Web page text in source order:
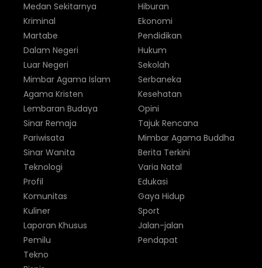
Medan Sekitarnya
Kriminal
Martabe
Dalam Negeri
Luar Negeri
Hiburan
Ekonomi
Pendidikan
Hukum
Sekolah
Mimbar Agama Islam
Agama Kristen
Lembaran Budaya
Sinar Remaja
Pariwisata
Sinar Wanita
Serbaneka
Kesehatan
Opini
Tajuk Rencana
Mimbar Agama Buddha
Berita Terkini
Teknologi
Profil
Komunitas
Kuliner
Laporan Khusus
Pemilu
Varia Natal
Edukasi
Gaya Hidup
Sport
Jalan-jalan
Pendapat
Tekno